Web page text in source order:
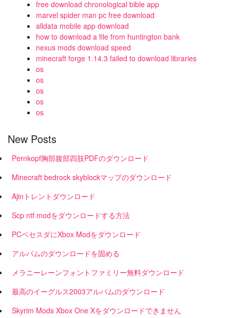
free download chronological bible app
marvel spider man pc free download
alldata mobile app download
how to download a file from huntington bank
nexus mods download speed
minecraft forge 1.14.3 failed to download libraries
os
os
os
os
os
New Posts
Pernkopf胸部腹部四肢PDFのダウンロード
Minecraft bedrock skyblockマップのダウンロード
Ajinトレントダウンロード
Scp ntf modをダウンロードする方法
PCベセスダにXbox Modをダウンロード
アルバムのダウンロードを固める
メラニーレーンフォントファミリー無料ダウンロード
最高のイーグルス2003アルバムのダウンロード
Skyrim Mods Xbox One Xをダウンロードできません